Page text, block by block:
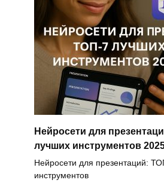
Нейросети для
лучших инструментов
Нейросети для презентаций:
инструментов